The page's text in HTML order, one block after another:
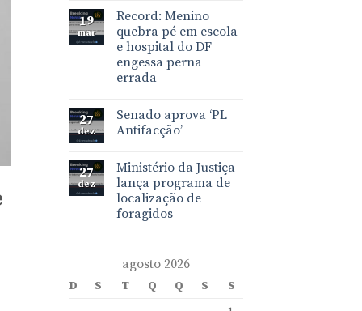
19
mar
Record: Menino
quebra pé em escola
e hospital do DF
engessa perna
errada
27
dez
Senado aprova ‘PL
Antifacção’
27
dez
Ministério da Justiça
lança programa de
localização de
foragidos
agosto 2026
D S T Q Q S
S